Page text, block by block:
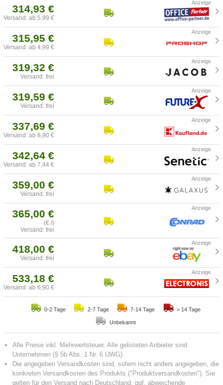
314,93 €
Versand: ab 5,99 €
315,95 €
Versand: ab 4,99 €
319,32 €
Versand: frei
319,59 €
Versand: frei
337,69 €
Versand: ab 8,90 €
342,64 €
Versand: ab 7,44 €
359,00 €
Versand: frei
365,00 €
(€ /)
Versand: frei
418,00 €
Versand: frei
533,18 €
Versand: ab 6,90 €
0-2 Tage 2-7 Tage 7-14 Tage > 14 Tage
Unbekannt